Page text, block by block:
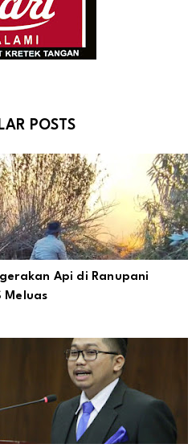
POSTS
Api di Ranupani
Meluas